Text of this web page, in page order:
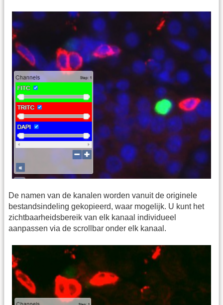
De namen van de kanalen worden vanuit de originele
bestandsindeling gekopieerd, waar mogelijk. U kunt het
zichtbaarheidsbereik van elk kanaal individueel
aanpassen via de scrollbar onder elk kanaal.